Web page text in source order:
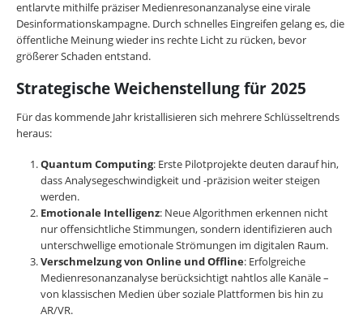
entlarvte mithilfe präziser Medienresonanzanalyse eine virale
Desinformationskampagne. Durch schnelles Eingreifen gelang es, die
öffentliche Meinung wieder ins rechte Licht zu rücken, bevor
größerer Schaden entstand.
Strategische Weichenstellung für 2025
Für das kommende Jahr kristallisieren sich mehrere Schlüsseltrends
heraus:
Quantum Computing: Erste Pilotprojekte deuten darauf hin,
dass Analysegeschwindigkeit und -präzision weiter steigen
werden.
Emotionale Intelligenz: Neue Algorithmen erkennen nicht
nur offensichtliche Stimmungen, sondern identifizieren auch
unterschwellige emotionale Strömungen im digitalen Raum.
Verschmelzung von Online und Offline: Erfolgreiche
Medienresonanzanalyse berücksichtigt nahtlos alle Kanäle –
von klassischen Medien über soziale Plattformen bis hin zu
AR/VR.